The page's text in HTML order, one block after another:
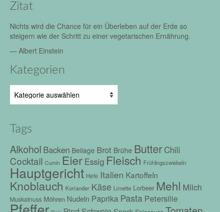
Zitat
Nichts wird die Chance für ein Überleben auf der Erde so
steigern wie der Schritt zu einer vegetarischen Ernährung.
— Albert Einstein
Kategorien
Tags
Alkohol Backen Beilage Brot Brühe Butter Chili
Cocktail Cumin Eier Essig Fleisch Frühlingszwiebeln
Hauptgericht Hefe Italien Kartoffeln
Knoblauch Koriander Käse Limette Lorbeer Mehl Milch
Muskatnuss Möhren Nudeln Paprika Pasta Petersilie